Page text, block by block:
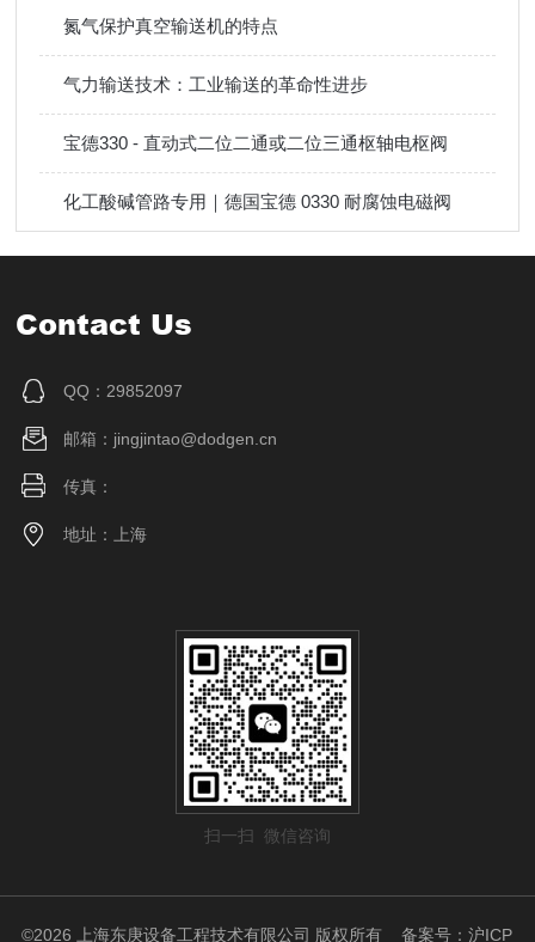
氮气保护真空输送机的特点
气力输送技术：工业输送的革命性进步
宝德330 - 直动式二位二通或二位三通枢轴电枢阀
化工酸碱管路专用｜德国宝德 0330 耐腐蚀电磁阀
Contact Us
QQ：29852097
邮箱：jingjintao@dodgen.cn
传真：
地址：上海
扫一扫 微信咨询
©2026 上海东庚设备工程技术有限公司 版权所有备案号：沪ICP